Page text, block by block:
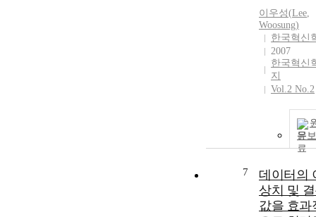
이우성(Lee,
Woosung)
한국혁신
2007
한국혁신
지
Vol.2 No.2
문
7
데이터의
상치 및
값을 효과